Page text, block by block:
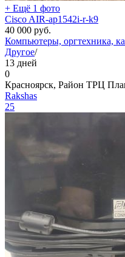
+ Ещё 1 фото
Cisco AIR-ap1542i-r-k9
40 000 руб.
Компьютеры, оргтехника,
Другое/
13 дней
0
Красноярск, Район ТРЦ
Rakshas
25